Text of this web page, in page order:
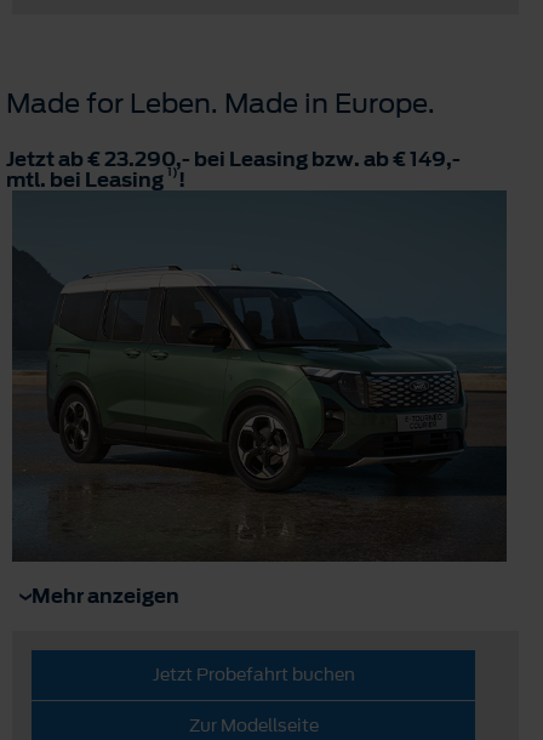
Made for Leben. Made in Europe.
Jetzt ab € 23.290,- bei Leasing bzw. ab € 149,-
mtl. bei Leasing 1)!
Mehr anzeigen
Jetzt Probefahrt buchen
Zur Modellseite